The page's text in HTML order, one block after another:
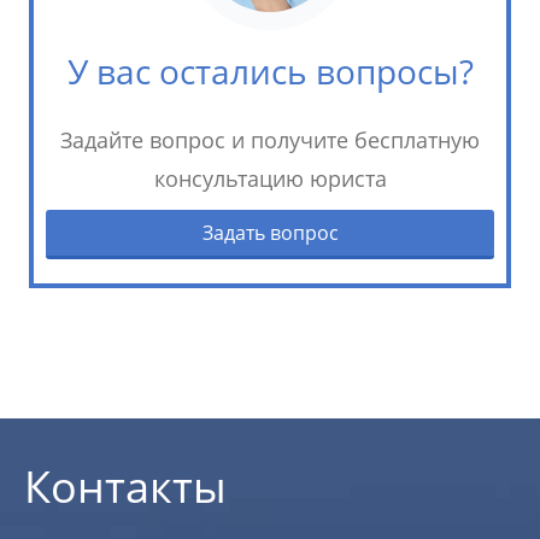
У вас остались вопросы?
Задайте вопрос и получите бесплатную
консультацию юриста
Задать вопрос
Контакты